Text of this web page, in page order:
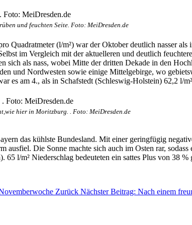
und feuchten Seite. Foto: MeiDresden.de
(l/m²) war der Oktober deutlich nasser
im Vergleich mit der aktuelleren und deutlich
sich als nass, wobei Mitte der dritten Dekade in den
und Nordwesten sowie einige Mittelgebirge, wo
es am 4., als in Schafstedt (Schleswig-Holstein) 62,2 l/
hier in Moritzburg. . Foto: MeiDresden.de
das kühlste Bundesland. Mit einer geringfügig
Die Sonne machte sich auch im Osten rar,
l/m² Niederschlag bedeuteten ein sattes Plus von 38
Zurück Nächster Beitrag: Nach einem